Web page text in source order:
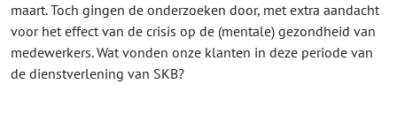
maart. Toch gingen de onderzoeken door, met extra aandacht
voor het effect van de crisis op de (mentale) gezondheid van
medewerkers. Wat vonden onze klanten in deze periode van
de dienstverlening van SKB?